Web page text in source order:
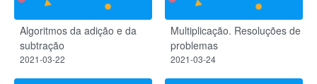
Algoritmos da adição e da
subtração
2021-03-22
Multiplicação. Resoluções de
problemas
2021-03-24